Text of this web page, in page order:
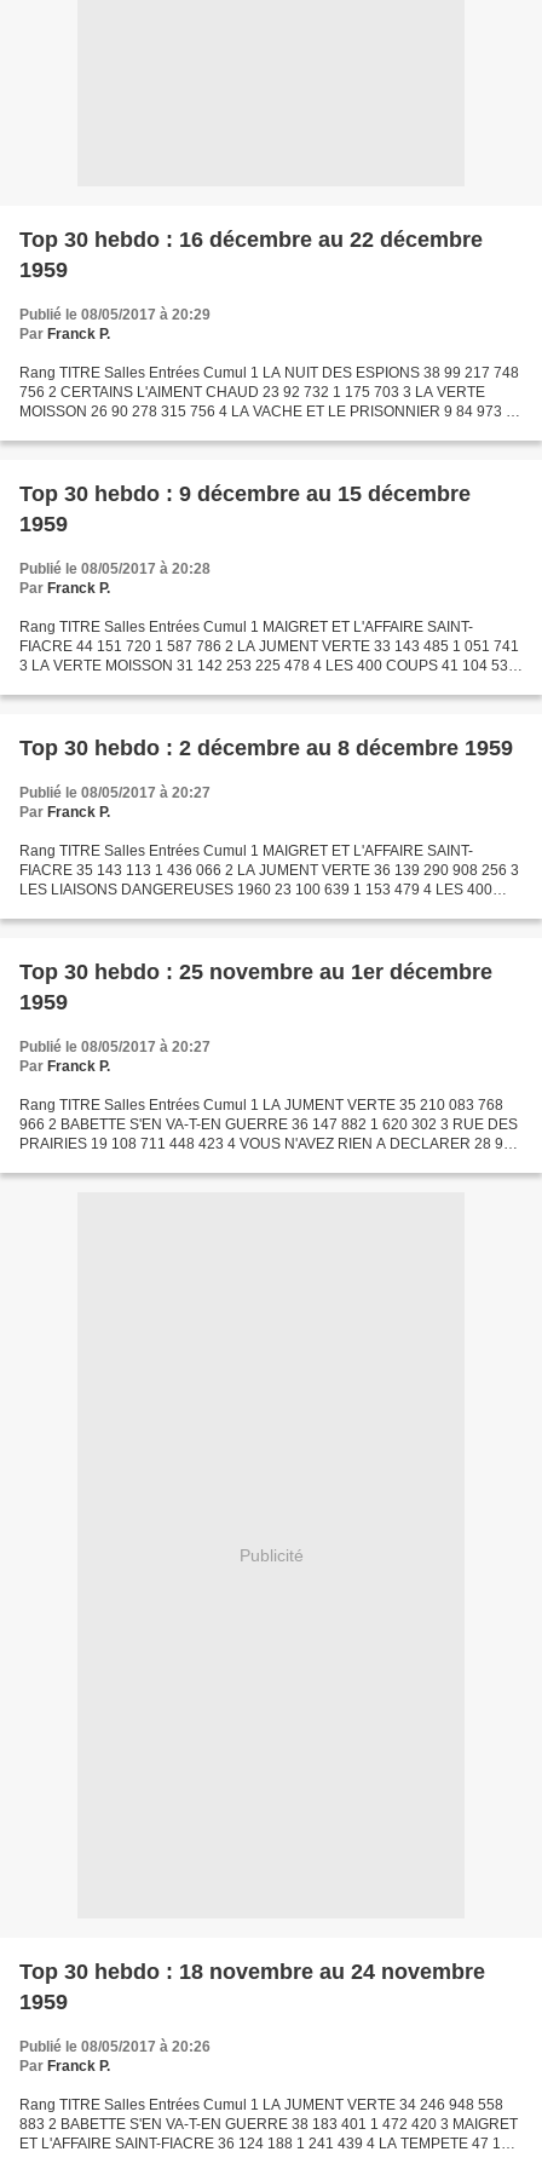
Top 30 hebdo : 16 décembre au 22 décembre
1959
Publié le 08/05/2017 à 20:29
Par Franck P.
Rang TITRE Salles Entrées Cumul 1 LA NUIT DES ESPIONS 38 99 217 748
756 2 CERTAINS L'AIMENT CHAUD 23 92 732 1 175 703 3 LA VERTE
MOISSON 26 90 278 315 756 4 LA VACHE ET LE PRISONNIER 9 84 973 84
Top 30 hebdo : 9 décembre au 15 décembre
1959
Publié le 08/05/2017 à 20:28
Par Franck P.
Rang TITRE Salles Entrées Cumul 1 MAIGRET ET L'AFFAIRE SAINT-
FIACRE 44 151 720 1 587 786 2 LA JUMENT VERTE 33 143 485 1 051 741
3 LA VERTE MOISSON 31 142 253 225 478 4 LES 400 COUPS 41 104 533
Top 30 hebdo : 2 décembre au 8 décembre 1959
Publié le 08/05/2017 à 20:27
Par Franck P.
Rang TITRE Salles Entrées Cumul 1 MAIGRET ET L'AFFAIRE SAINT-
FIACRE 35 143 113 1 436 066 2 LA JUMENT VERTE 36 139 290 908 256 3
LES LIAISONS DANGEREUSES 1960 23 100 639 1 153 479 4 LES 400
Top 30 hebdo : 25 novembre au 1er décembre
1959
Publié le 08/05/2017 à 20:27
Par Franck P.
Rang TITRE Salles Entrées Cumul 1 LA JUMENT VERTE 35 210 083 768
966 2 BABETTE S'EN VA-T-EN GUERRE 36 147 882 1 620 302 3 RUE DES
PRAIRIES 19 108 711 448 423 4 VOUS N'AVEZ RIEN A DECLARER 28 95
Publicité
Top 30 hebdo : 18 novembre au 24 novembre
1959
Publié le 08/05/2017 à 20:26
Par Franck P.
Rang TITRE Salles Entrées Cumul 1 LA JUMENT VERTE 34 246 948 558
883 2 BABETTE S'EN VA-T-EN GUERRE 38 183 401 1 472 420 3 MAIGRET
ET L'AFFAIRE SAINT-FIACRE 36 124 188 1 241 439 4 LA TEMPETE 47 116